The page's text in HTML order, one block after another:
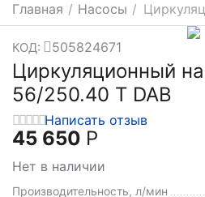
Главная / Насосы /
КОД: 505824671
Циркуляционный
56/250.40 T DAB
Написать отзыв
45 650 Р
Нет в наличии
Производительность, л/мин